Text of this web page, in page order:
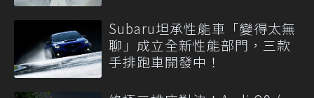
Subaru坦承性能車「變得太無
聊」成立全新性能部門，三款
手排跑車開發中！